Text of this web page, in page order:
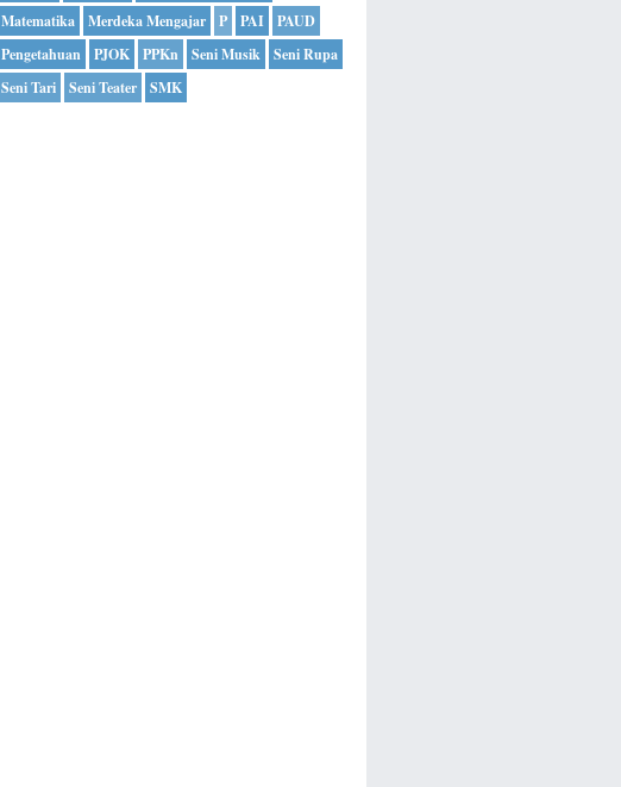
Matematika
Merdeka Mengajar P PAI
PAUD
Pengetahuan
PJOK PPKn Seni Musik
Seni Rupa
Seni Tari
Seni Teater SMK